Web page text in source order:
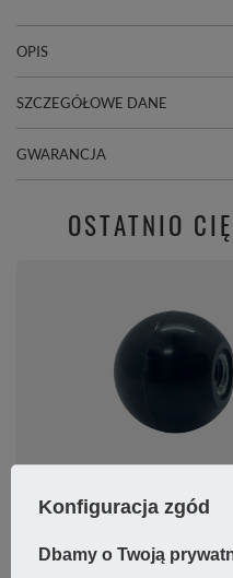
OPIS
SZCZEGÓŁOWE DANE
GWARANCJA
OSTATNIO
Gałka przemysłowa 35mm
Konfiguracja zgód
Dbamy o Twoją